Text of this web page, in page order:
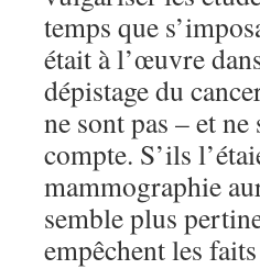
temps que
était à l’œuvre
dépistage du
ne sont pas – et
compte. S’ils
mammographie
semble plus
empêchent les